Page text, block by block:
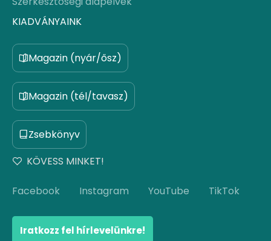
KIADVÁNYAINK
Magazin (nyár/ősz)
Magazin (tél/tavasz)
Zsebkönyv
KÖVESS MINKET!
Facebook Instagram YouTube TikTok
Iratkozz fel hírlevelünkre!